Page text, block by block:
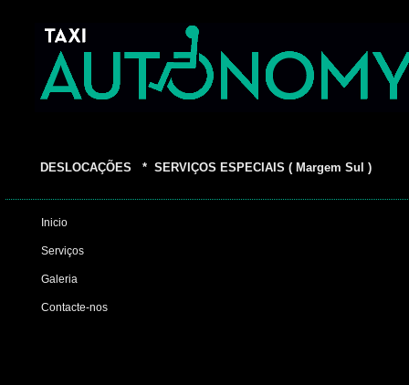
DESLOCAÇÕES * SERVIÇOS ESPECIAIS ( Margem Sul )
Inicio
Serviços
Contacte-nos
Galeria